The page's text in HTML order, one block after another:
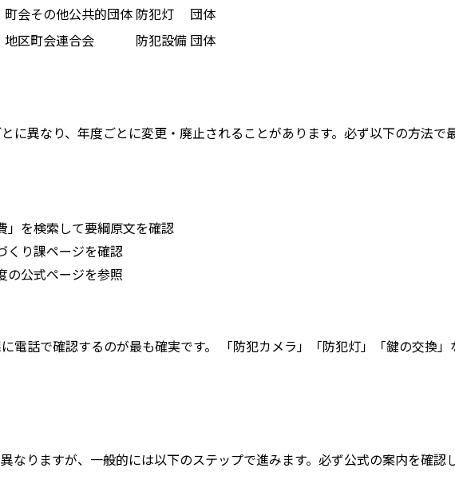
町会その他公共的団体 防犯灯
団体
地区町会連合会 防犯設備 団体
に異なり、年度ごとに変更・廃止されることがあります。 必ず以下の方法で
」を検索して要綱原文を確認
くり課ページを確認
の公式ページを参照
に電話で確認するのが最も確実です。 「防犯カメラ」「防犯灯」「鍵の交換
なりますが、一般的には以下のステップで進みます。 必ず公式の案内を確認